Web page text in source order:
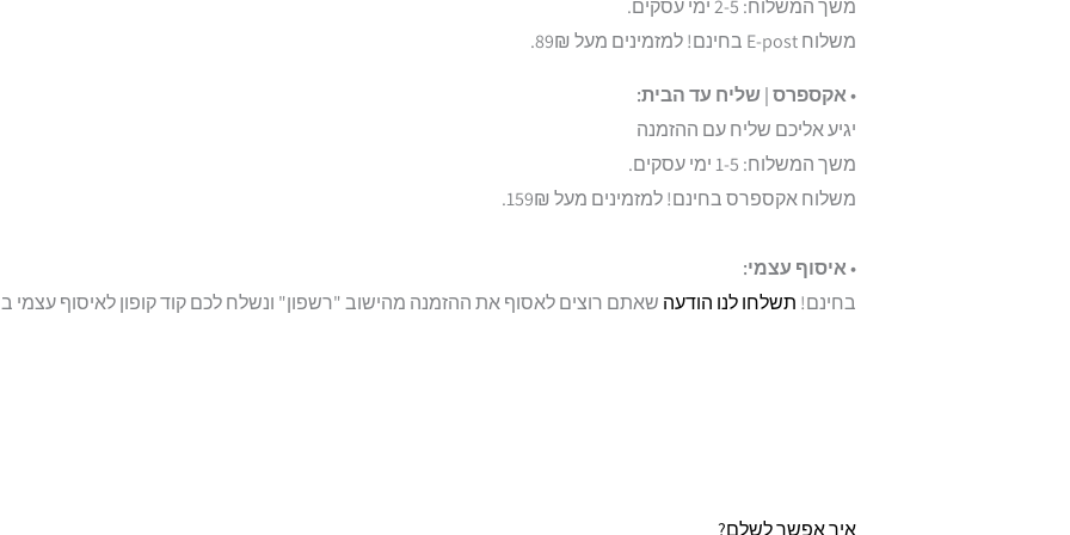
משך המשלוח: 2-5 ימי עסקים.
משלוח E-post בחינם! למזמינים מעל 89₪.
• אקספרס | שליח עד הבית:
יגיע אליכם שליח עם ההזמנה
משך המשלוח: 1-5 ימי עסקים.
משלוח אקספרס בחינם! למזמינים מעל 159₪.
• איסוף עצמי:
בחינם! תשלחו לנו הודעה שאתם רוצים לאסוף את ההזמנה מהישוב "רשפון" ונשלח לכם קוד קופון לאיסוף עצמי